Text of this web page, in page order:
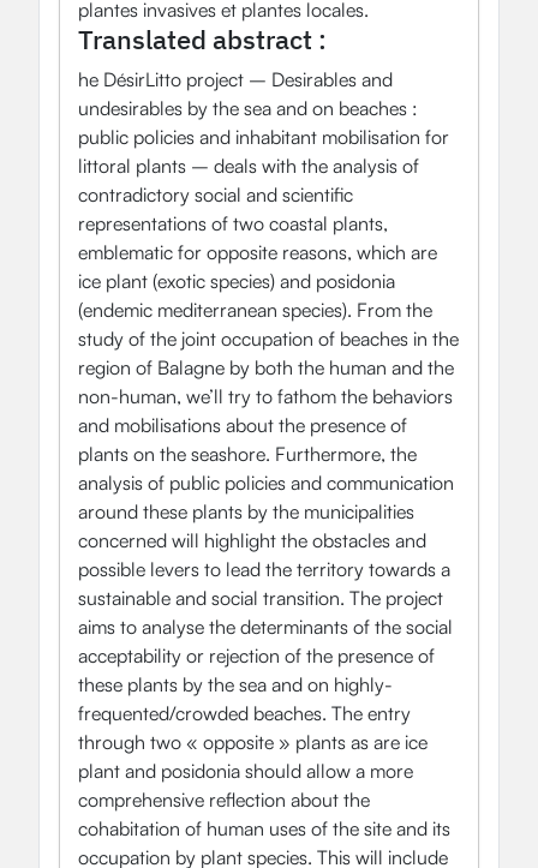
plantes invasives et plantes locales.
Translated abstract :
he DésirLitto project – Desirables and
undesirables by the sea and on beaches :
public policies and inhabitant mobilisation for
littoral plants – deals with the analysis of
contradictory social and scientific
representations of two coastal plants,
emblematic for opposite reasons, which are
ice plant (exotic species) and posidonia
(endemic mediterranean species). From the
study of the joint occupation of beaches in the
region of Balagne by both the human and the
non-human, we’ll try to fathom the behaviors
and mobilisations about the presence of
plants on the seashore. Furthermore, the
analysis of public policies and communication
around these plants by the municipalities
concerned will highlight the obstacles and
possible levers to lead the territory towards a
sustainable and social transition. The project
aims to analyse the determinants of the social
acceptability or rejection of the presence of
these plants by the sea and on highly-
frequented/crowded beaches. The entry
through two « opposite » plants as are ice
plant and posidonia should allow a more
comprehensive reflection about the
cohabitation of human uses of the site and its
occupation by plant species. This will include